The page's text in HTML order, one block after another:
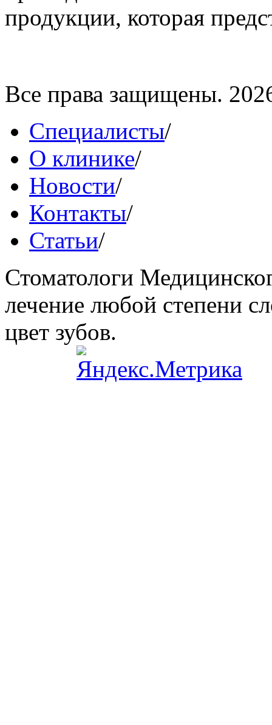
продукции, которая
Все права защищены.
Специалисты/
О клинике/
Новости/
Контакты/
Статьи/
Стоматологи
лечение любой степени
цвет зубов.